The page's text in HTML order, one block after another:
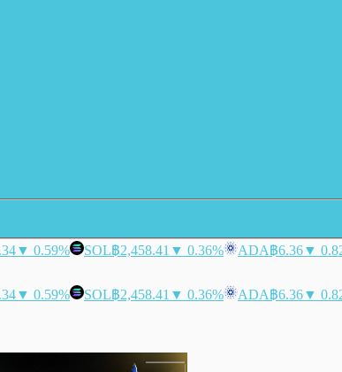
▼ 0.59% SOL฿2,458.41 ▼ 0.36% ADA฿6.36▼
▼ 0.59% SOL฿2,458.41 ▼ 0.36% ADA฿6.36▼